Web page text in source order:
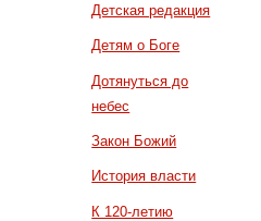
Детская редакция
Детям о Боге
Дотянуться до
небес
Закон Божий
История власти
К 120-летию